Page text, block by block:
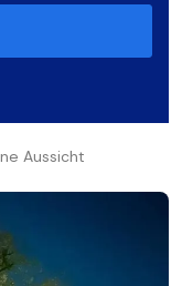
Aussicht